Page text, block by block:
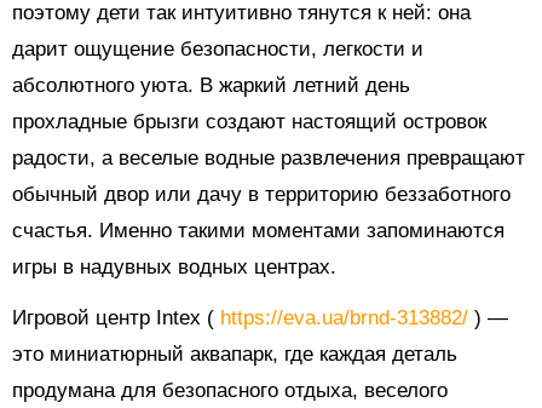
поэтому дети так интуитивно тянутся к ней: она
дарит ощущение безопасности, легкости и
абсолютного уюта. В жаркий летний день
прохладные брызги создают настоящий островок
радости, а веселые водные развлечения превращают
обычный двор или дачу в территорию беззаботного
счастья. Именно такими моментами запоминаются
игры в надувных водных центрах.
Игровой центр Intex ( https://eva.ua/brnd-313882/ ) —
это миниатюрный аквапарк, где каждая деталь
продумана для безопасного отдыха, веселого